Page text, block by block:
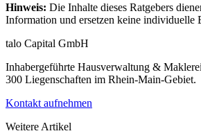
Hinweis: Die Inhalte dieses Ratgebers
Information und ersetzen keine individuelle
talo Capital GmbH
Inhabergeführte Hausverwaltung &
300 Liegenschaften im Rhein-Main-Gebiet.
Kontakt aufnehmen
Weitere Artikel